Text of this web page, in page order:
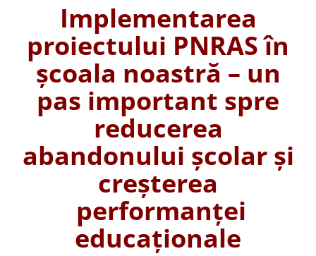
Implementarea
proiectului PNRASîn
școala noastră – un
pas important spre
reducerea
abandonului școlar și
creșterea
performanței
educaționale